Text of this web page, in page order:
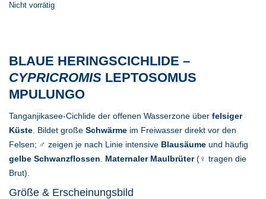
Nicht vorrätig
BLAUE HERINGSCICHLIDE –
CYPRICROMIS LEPTOSOMUS
MPULUNGO
Tanganjikasee-Cichlide der offenen Wasserzone über felsiger
Küste . Bildet große Schwärme im Freiwasser direkt vor den
Felsen; ♂ zeigen je nach Linie intensive Blausäume und häufig
gelbe Schwanzflossen
Maternaler Maulbrüter(♀ tragen die
Brut).
Größe & Erscheinungsbild